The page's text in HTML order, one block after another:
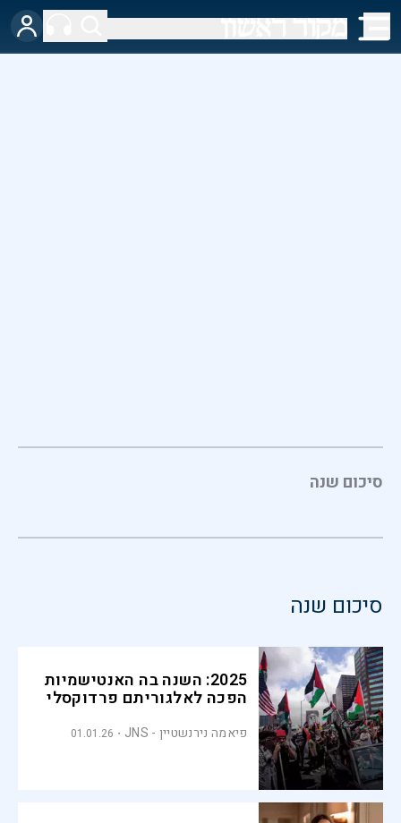
סיכום שנה
סיכום שנה
2025: השנה בה האנטישמיות
הפכה לאלגוריתם פרדוקסלי
פיאמה נירנשטיין - JNS 01.01.26